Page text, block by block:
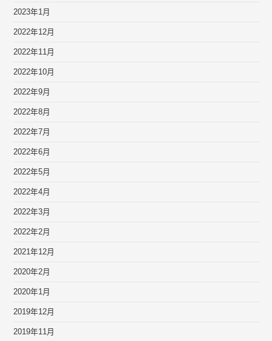
2023年1月
2022年12月
2022年11月
2022年10月
2022年9月
2022年8月
2022年7月
2022年6月
2022年5月
2022年4月
2022年3月
2022年2月
2021年12月
2020年2月
2020年1月
2019年12月
2019年11月